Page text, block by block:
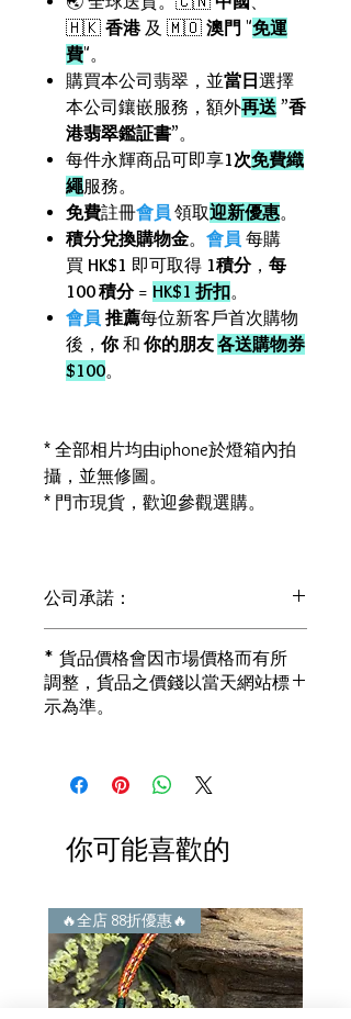
🇭🇰 香港及 🇲🇴 澳門 "免運
費"。
購買本公司翡翠，並當日 選擇
本公司鑲嵌服務，額外再送 ”香
港翡翠鑑証書”。
每件永輝商品可即享1次免費織
繩服務。
免費註冊會員 領取迎新優惠。
積分兌換購物金。 會員 每購
買 HK$1 即可取得 1積分， 每
100 積分= HK$1 折扣。
會員 推薦每位新客戶首次購物
後， 你和 你的朋友各送購物券
$100。
* 全部相片均由iphone於燈箱內拍
攝，並無修圖。
* 門市現貨，歡迎參觀選購。
公司承諾：
冇加色！冇化妝！
i) 所有已鑲玉器珠寶丶玉鐲丶擺件皆 奉
送 [香港翡翠鑑証書]
i) 成色足。冇鍍金！冇包金！冇假金！
3) 顧客所花費一分一毫全部都是珠寶本
i) 無佣金！無租金！無買手費！真真正
正行內批發價。
謝絕紙上談兵。
* 貨品價格會因市場價格而有所
調整，貨品之價錢以當天網站標
示為準。
你可能喜歡的
🔥全店 88折優惠🔥